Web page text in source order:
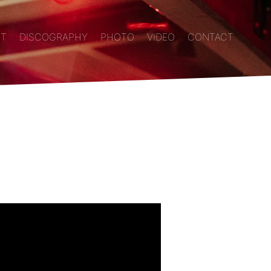
DISCOGRAPHY PHOTO VIDEO CONTACT